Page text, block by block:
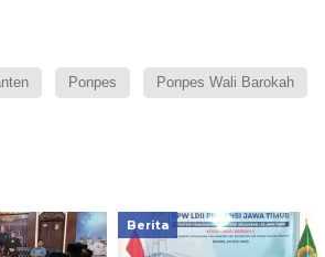
Ponpes Ponpes Wali Barokah
Berita